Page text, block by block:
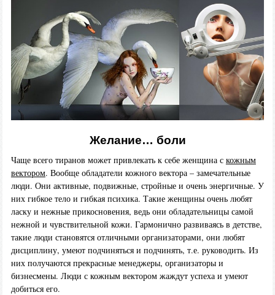
Желание… боли
Чаще всего тиранов может привлекать к себе женщина с кожным
вектором. Вообще обладатели кожного вектора – замечательные
люди. Они активные, подвижные, стройные и очень энергичные. У
них гибкое тело и гибкая психика. Такие женщины очень любят
ласку и нежные прикосновения, ведь они обладательницы самой
нежной и чувствительной кожи. Гармонично развиваясь в детстве,
такие люди становятся отличными организаторами, они любят
дисциплину, умеют подчиняться и подчинять, т.е. руководить. Из
них получаются прекрасные менеджеры, организаторы и
бизнесмены. Люди с кожным вектором жаждут успеха и умеют
добиться его.